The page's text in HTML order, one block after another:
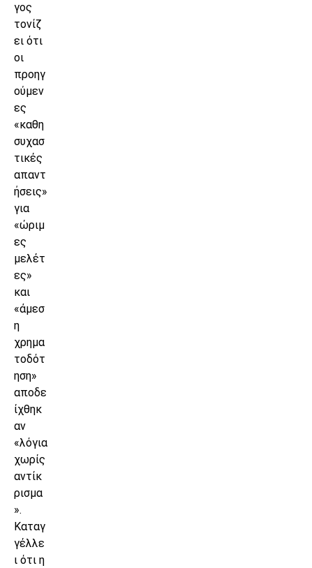
γος
τονίζ
ει ότι
οι
προηγ
ούμεν
ες
«καθη
συχασ
τικές
απαντ
ήσεις»
για
«ώριμ
ες
μελέτ
ες»
και
«άμεσ
η
χρημα
τοδότ
ηση»
αποδε
ίχθηκ
αν
«λόγια
χωρίς
αντίκ
ρισμα
».
Καταγ
γέλλε
ι ότι η